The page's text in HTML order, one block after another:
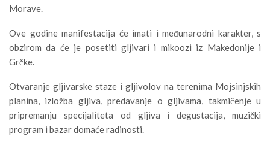
Morave.
Ove godine manifestacija će imati i međunarodni karakter, s
obzirom da će je posetiti gljivari i mikoozi iz Makedonije i
Grčke.
Otvaranje gljivarske staze i gljivolov na terenima Mojsinjskih
planina, izložba gljiva, predavanje o gljivama, takmičenje u
pripremanju specijaliteta od gljiva i degustacija, muzički
program i bazar domaće radinosti.